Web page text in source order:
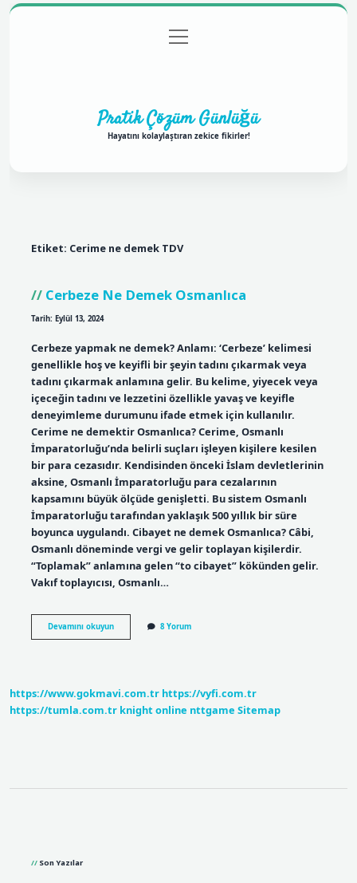
Gizlilik Politikası
menüyü
aç
Pratik Çözüm Günlüğü
Hayatını kolaylaştıran zekice fikirler!
Etiket: Cerime ne demek TDV
Cerbeze Ne Demek Osmanlıca
Tarih: Eylül 13, 2024
Cerbeze yapmak ne demek? Anlamı: ‘Cerbeze’ kelimesi
genellikle hoş ve keyifli bir şeyin tadını çıkarmak veya
tadını çıkarmak anlamına gelir. Bu kelime, yiyecek veya
içeceğin tadını ve lezzetini özellikle yavaş ve keyifle
deneyimleme durumunu ifade etmek için kullanılır.
Cerime ne demektir Osmanlıca? Cerime, Osmanlı
İmparatorluğu’nda belirli suçları işleyen kişilere kesilen
bir para cezasıdır. Kendisinden önceki İslam devletlerinin
aksine, Osmanlı İmparatorluğu para cezalarının
kapsamını büyük ölçüde genişletti. Bu sistem Osmanlı
İmparatorluğu tarafından yaklaşık 500 yıllık bir süre
boyunca uygulandı. Cibayet ne demek Osmanlıca? Câbi,
Osmanlı döneminde vergi ve gelir toplayan kişilerdir.
“Toplamak” anlamına gelen “to cibayet” kökünden gelir.
Vakıf toplayıcısı, Osmanlı…
Devamını okuyunCerbeze
Ne
8 Yorum
https://www.gokmavi.com.tr https://vyfi.com.tr
https://tumla.com.tr knight online nttgame Sitemap
Son Yazılar